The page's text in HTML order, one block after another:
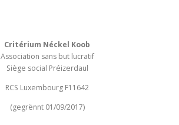
Critérium Néckel Koob
Association sans but lucratif
Siège social Préizerdaul
RCS Luxembourg F11642
(gegrënnt 01/09/2017)